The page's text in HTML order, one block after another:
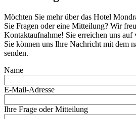
Möchten Sie mehr über das Hotel
Sie Fragen oder eine Mitteilung? Wir
Kontaktaufnahme! Sie erreichen uns auf
Sie können uns Ihre Nachricht mit dem
senden.
Name
E-Mail-Adresse
Ihre Frage oder Mitteilung